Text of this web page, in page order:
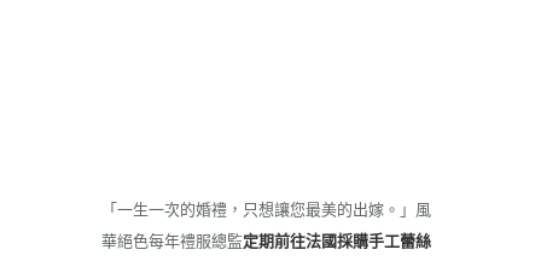
「一生一次的婚禮，只想讓您最美的出嫁。」風
華絕色每年禮服總監定期前往法國採購手工蕾絲